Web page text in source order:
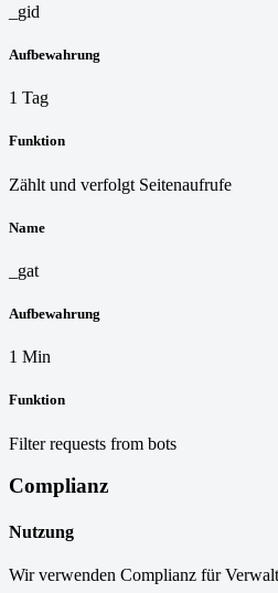
_gid
Aufbewahrung
1 Tag
Funktion
Zählt und verfolgt Seitenaufrufe
Name
_gat
Aufbewahrung
1 Min
Funktion
Filter requests from bots
Complianz
Nutzung
Wir verwenden Complianz für